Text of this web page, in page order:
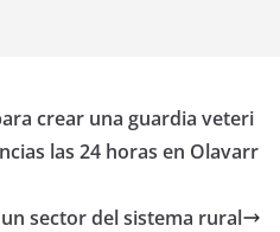
crear una guardia veteri
las 24 horas en Olavarr
sector del sistema rural